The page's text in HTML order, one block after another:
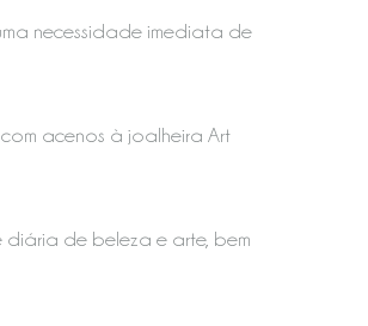
necessidade imediata de
acenos à joalheira Art
diária de beleza e arte, bem